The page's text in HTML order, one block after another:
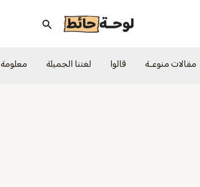
البحث
مقالات منوعــة قالوا لغتنا الجميلة معلومة